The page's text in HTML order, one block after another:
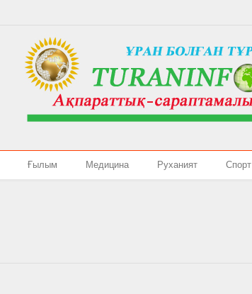
Ғылым Медицина Руханият Спорт